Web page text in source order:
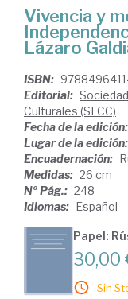
Vivencia y
Lázaro
ISBN:
Editorial:
Culturales (SECC)
Fecha de la edición:
Lugar de la edición:
Encuadernación:
Medidas: 26 cm
Nº Pág.: 248
Idiomas: Español
Papel:
30,00
Sin